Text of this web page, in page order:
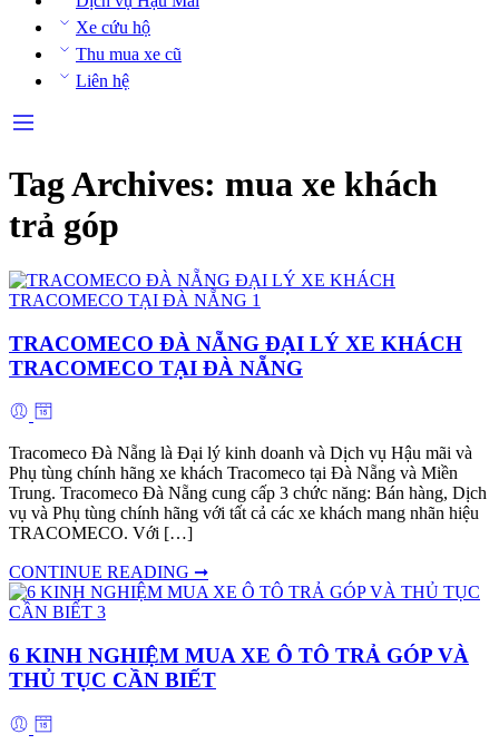
Xe cứu hộ
Thu mua xe cũ
Liên hệ
Tag Archives: mua xe khách
trả góp
TRACOMECO ĐÀ NẴNG ĐẠI LÝ XE KHÁCH
TRACOMECO TẠI ĐÀ NẴNG
Tracomeco Đà Nẵng là Đại lý kinh doanh và Dịch vụ Hậu mãi và
Phụ tùng chính hãng xe khách Tracomeco tại Đà Nẵng và Miền
Trung. Tracomeco Đà Nẵng cung cấp 3 chức năng: Bán hàng, Dịch
vụ và Phụ tùng chính hãng với tất cả các xe khách mang nhãn hiệu
TRACOMECO. Với […]
CONTINUE READING ➞
6 KINH NGHIỆM MUA XE Ô TÔ TRẢ GÓP VÀ
THỦ TỤC CẦN BIẾT